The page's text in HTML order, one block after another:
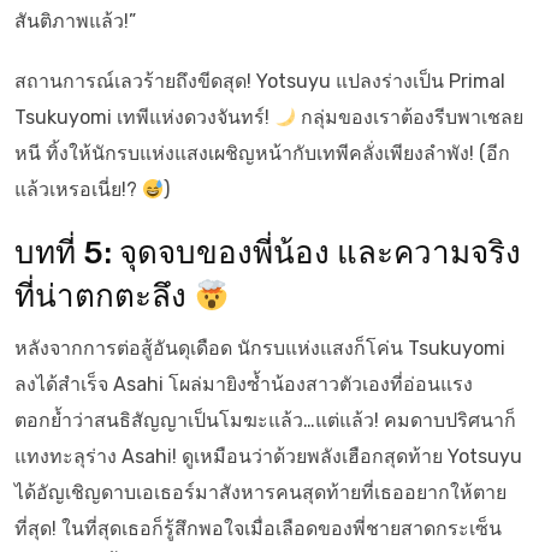
สันติภาพแล้ว!”
สถานการณ์เลวร้ายถึงขีดสุด! Yotsuyu แปลงร่างเป็น Primal
Tsukuyomi เทพีแห่งดวงจันทร์!
กลุ่มของเราต้องรีบพาเชลย
หนี ทิ้งให้นักรบแห่งแสงเผชิญหน้ากับเทพีคลั่งเพียงลำพัง! (อีก
แล้วเหรอเนี่ย!?
)
บทที่ 5: จุดจบของพี่น้อง และความจริง
ที่น่าตกตะลึง
หลังจากการต่อสู้อันดุเดือด นักรบแห่งแสงก็โค่น Tsukuyomi
ลงได้สำเร็จ Asahi โผล่มายิงซ้ำน้องสาวตัวเองที่อ่อนแรง
ตอกย้ำว่าสนธิสัญญาเป็นโมฆะแล้ว…แต่แล้ว! คมดาบปริศนาก็
แทงทะลุร่าง Asahi! ดูเหมือนว่าด้วยพลังเฮือกสุดท้าย Yotsuyu
ได้อัญเชิญดาบเอเธอร์มาสังหารคนสุดท้ายที่เธออยากให้ตาย
ที่สุด! ในที่สุดเธอก็รู้สึกพอใจเมื่อเลือดของพี่ชายสาดกระเซ็น